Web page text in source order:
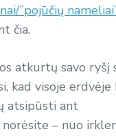
”pojūčių
čia.
atkurtų savo ryšį
kad visoje
atsipūsti ant
– nuo